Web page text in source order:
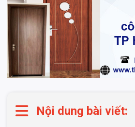
Nội dung bài viết: